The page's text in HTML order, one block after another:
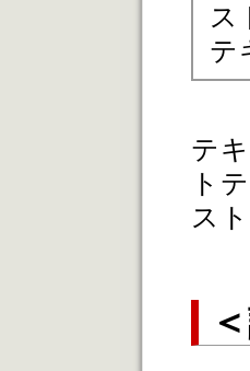
ス
テ
テ
ト
ス